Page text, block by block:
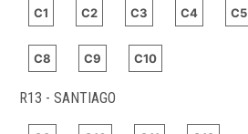
C1 C2 C3 C4 C5
C8 C9 C10
R13 - SANTIAGO